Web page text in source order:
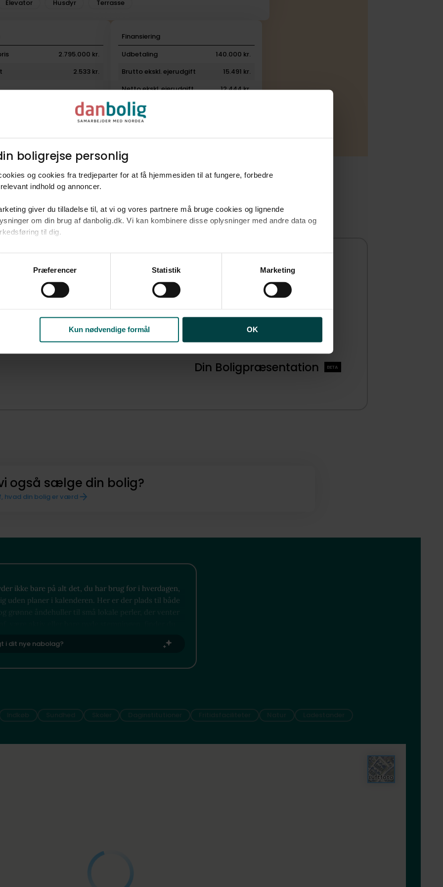
boligrejse personlig​
og cookies fra tredjeparter for at få hjemmesiden til at fungere, forbedre
indhold og annoncer.​
giver du tilladelse til, at vi og vores partnere må bruge cookies og lignende
om din brug af danbolig.dk. Vi kan kombinere disse oplysninger med andre data og
til dig.​
samtykke til alle formål. Du kan til enhver tid læse mere om brugen af cookies samt
at følge linket til vores
. Oplysninger om behandling af personoplysninger
Præferencer Statistik Marketing
Kun nødvendige formål OK
Elevator Husdyr Terrasse
2.795.000 kr.
2.533 kr.
Finansiering
Udbetaling
140.000 kr.
Brutto ekskl. ejerudgift
15.491 kr.
Netto ekskl. ejerudgift
12.444 kr.
Få et bevis på, hvad du kan købe bolig for hos Nordea
genereret med AI​
hverdag på Hybenlunden 6, 1. 2.​
nærområdet og naboernes favoritsteder​
Din Boligpræsentation BETA
også sælge din bolig?
hvad din bolig er værd
ikke bare på alt det, du har brug for i hverdagen,
uden planer i kalenderen. Her er der plads til både
grønne åndehuller til små lokale perler, der venter
i dit nye nabolag?
Luftfoto